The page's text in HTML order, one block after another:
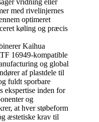
vridning eller
med rivelinjernes
optimeret
køling og præcis
Kaihua
16949-kompatible
og global
af plastdele til
fuldt sporbare
ekspertise inden for
og
at hver støbeform
æstetiske krav til